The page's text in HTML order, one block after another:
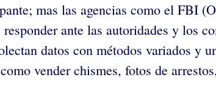
mas las agencias como el FBI
ante las autoridades y los
datos con métodos variados y
vender chismes, fotos de